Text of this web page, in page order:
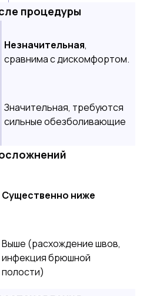
процедуры
Незначительная,
сравнима с дискомфортом.
Значительная, требуются
сильные обезболивающие
Существенно ниже
Выше (расхождение швов,
инфекция брюшной
полости)